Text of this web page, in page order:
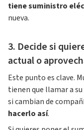
tiene suministro
nueva.
3. Decide si
actual o
Este punto es clave.
tienen que llamar a
si cambian de
hacerlo así.